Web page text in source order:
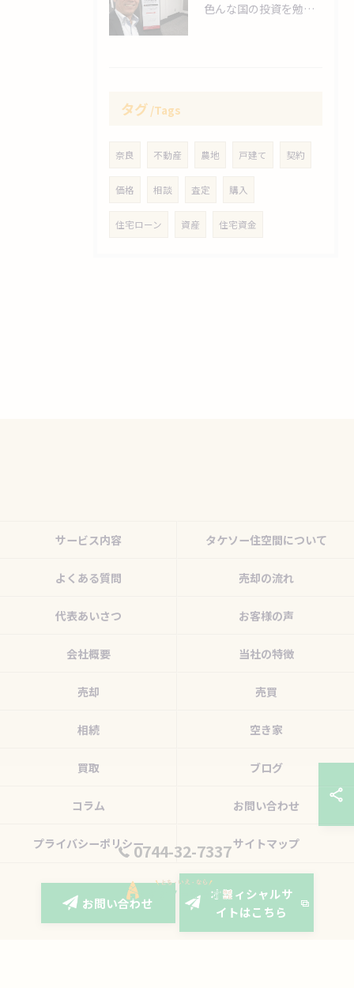
色んな国の投資を勉強します❗
タグ Tags
奈良 不動産 農地 戸建て 契約
価格 相談 査定 購入
住宅ローン 資産 住宅資金
0744-32-7337
お問い合わせ
オフィシャルサ
イトはこちら
サービス内容 タケソー住空間について
よくある質問 売却の流れ
代表あいさつ お客様の声
会社概要 当社の特徴
売却 売買
相続 空き家
買取 ブログ
コラム お問い合わせ
プライバシーポリシー サイトマップ
© 2026 奈良の不動産ならタケソー住空間株式会社 ALL RIGHTS RESERVED.